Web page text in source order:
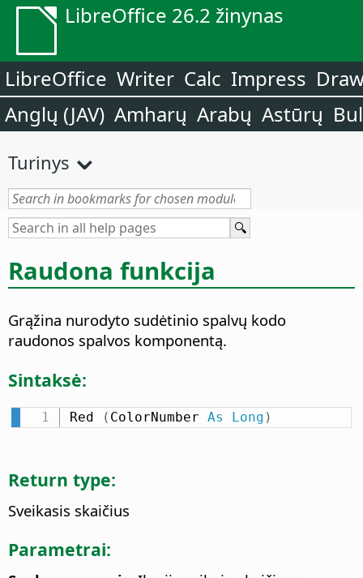
LibreOffice 26.2 žinynas
LibreOffice Writer Calc Impress
Anglų (JAV) Amharų Arabų Astūrų
Turinys
Raudona funkcija
Grąžina nurodyto sudėtinio spalvų kodo
raudonos spalvos komponentą.
Sintaksė:
Red ( ColorNumber As Long )
Return type:
Sveikasis skaičius
Parametrai: